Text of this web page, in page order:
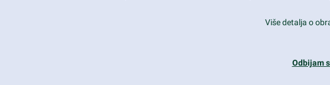
Više detalja o
Odbijam